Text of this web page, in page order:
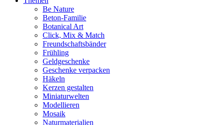
Be Nature
Beton-Familie
Botanical Art
Click, Mix & Match
Freundschaftsbänder
Frühling
Geldgeschenke
Geschenke verpacken
Häkeln
Kerzen gestalten
Miniaturwelten
Modellieren
Mosaik
Naturmaterialien